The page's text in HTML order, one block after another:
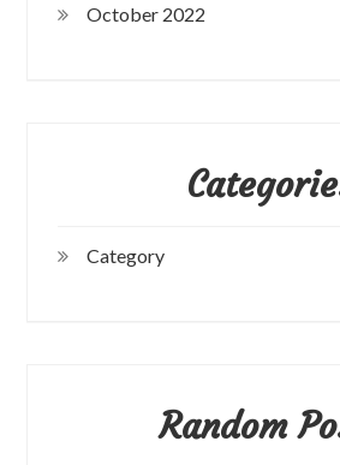
October 2022
Category
Random